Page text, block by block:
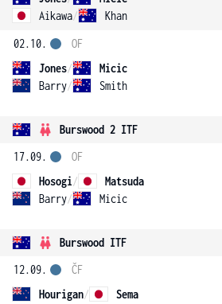
Aikawa/ Khan
02.10.
Jones/
Micic
Barry/ Smith
OF
Burswood 2 ITF
17.09.
Hosogi/
Matsuda
Barry/ Micic
OF
Burswood ITF
12.09.
Hourigan/
Sema
ČF